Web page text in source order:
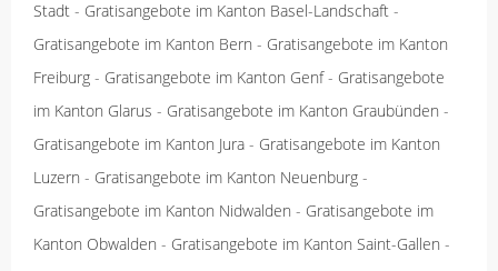
Stadt - Gratisangebote im Kanton Basel-Landschaft -
Gratisangebote im Kanton Bern - Gratisangebote im Kanton
Freiburg - Gratisangebote im Kanton Genf- Gratisangebote
im Kanton Glarus - Gratisangebote im Kanton Graubünden -
Gratisangebote im Kanton Jura - Gratisangebote im Kanton
Luzern - Gratisangebote im Kanton Neuenburg -
Gratisangebote im Kanton Nidwalden - Gratisangebote im
Kanton Obwalden - Gratisangebote im Kanton Saint-Gallen -